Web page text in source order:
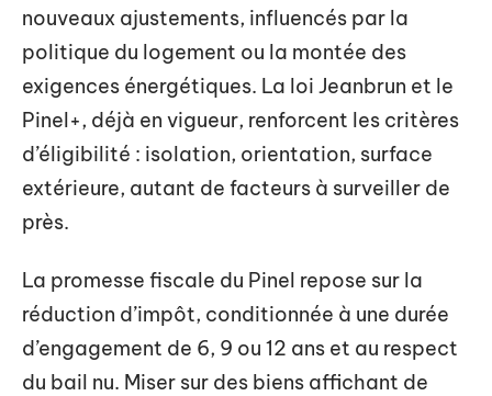
nouveaux ajustements, influencés par la
politique du logement ou la montée des
exigences énergétiques. La loi Jeanbrun et le
Pinel+, déjà en vigueur, renforcent les critères
d’éligibilité : isolation, orientation, surface
extérieure, autant de facteurs à surveiller de
près.
La promesse fiscale du Pinel repose sur la
réduction d’impôt, conditionnée à une durée
d’engagement de 6, 9 ou 12 ans et au respect
du bail nu. Miser sur des biens affichant de